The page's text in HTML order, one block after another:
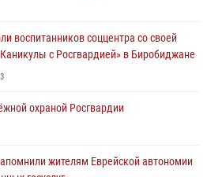
воспитанников соццентра со своей
с Росгвардией» в Биробиджане
3
охраной Росгвардии
жителям Еврейской автономии